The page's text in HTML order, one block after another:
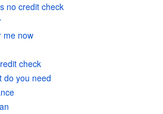
no credit check
me now
check
do you need